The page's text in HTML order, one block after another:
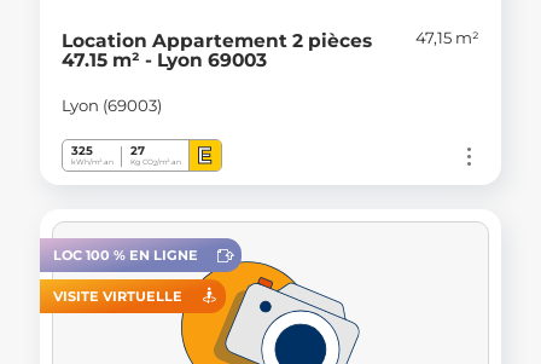
Location Appartement 2 pièces
47.15 m² - Lyon 69003
47,15 m²
Lyon (69003)
325
kWh/m².an
27
Kg CO2/m².an E
LOC 100 % EN LIGNE
VISITE VIRTUELLE